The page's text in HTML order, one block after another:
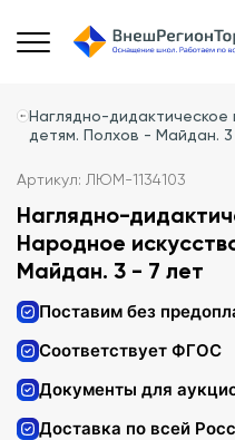
Наглядно-
детям. Полхов - Майдан.
Артикул: ЛЮМ-1134103
Наглядно-
Народное
Майдан. 3 - 7 лет
Поставим без
Соответствует ФГОС
Документы для
Доставка по всей